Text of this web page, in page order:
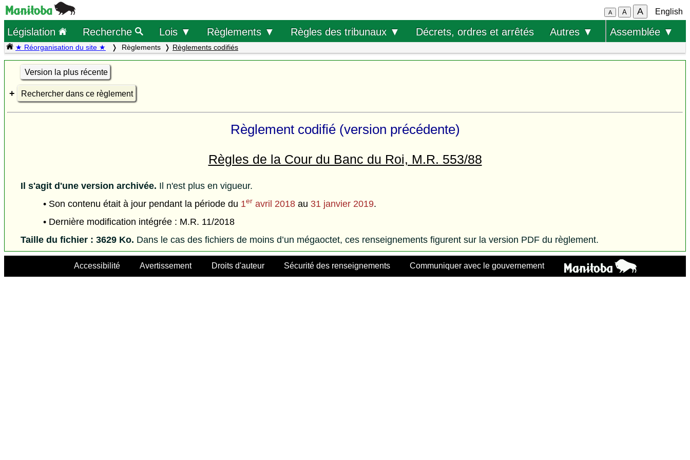
A A A English
Législation Recherche Lois ▼ Règlements ▼ Règles des tribunaux ▼ Décrets, ordres et arrêtés Autres ▼ Assemblée ▼
★ Réorganisation du site ★ Règlements Règlements codifiés
Version la plus récente
Rechercher dans ce règlement
Règlement codifié (version précédente)
Règles de la Cour du Banc du Roi, M.R. 553/88
Il s'agit d'une version archivée. Il n'est plus en vigueur.
• Son contenu était à jour pendant la période du 1er avril 2018 au 31 janvier 2019.
• Dernière modification intégrée : M.R. 11/2018
Taille du fichier : 3629 Ko. Dans le cas des fichiers de moins d’un mégaoctet, ces renseignements figurent sur la version PDF du règlement.
Accessibilité Avertissement Droits d'auteur Sécurité des renseignements Communiquer avec le gouvernement